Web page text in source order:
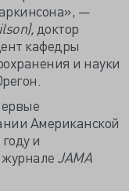
—
доктор
кафедры
и науки
Американской
и
JAMA